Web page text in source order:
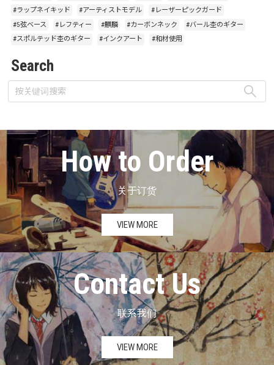
#ラップネイキッド
#アーティストモデル
#レーザーピックガード
#5弦ベース
#レフティー #麒麟 #カーボンネック
#バール杢のギター
#スポルテッド杢のギター
#インクアート #和材使用
Search
How to Order
关于订货
VIEW MORE
Contact Us
联系我们
VIEW MORE